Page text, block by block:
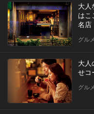
大人
はこ
名店
グルメ
大人
せコ
グルメ